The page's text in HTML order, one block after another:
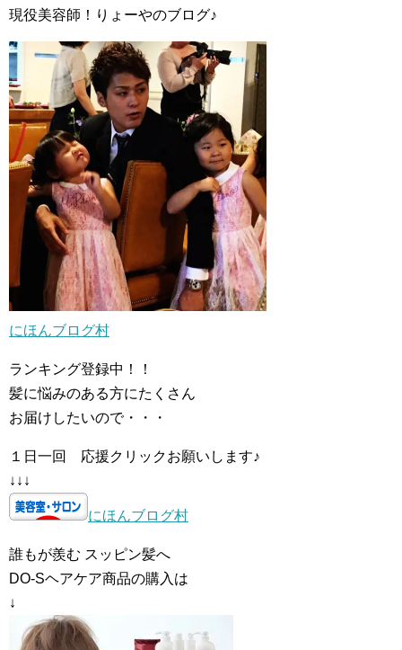
現役美容師！りょーやのブログ♪
にほんブログ村
ランキング登録中！！
髪に悩みのある方にたくさん
お届けしたいので・・・
１日一回 応援クリックお願いします♪
↓↓↓
にほんブログ村
誰もが羨む スッピン髪へ
DO-Sヘアケア商品の購入は
↓